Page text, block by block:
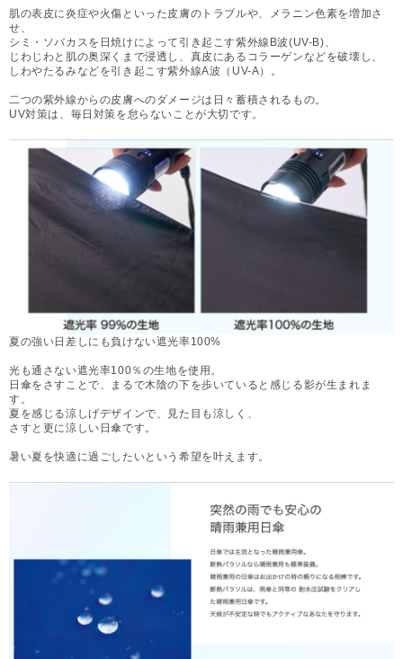
肌の表皮に炎症や火傷といった皮膚のトラブルや、メラニン色素を増加さ
せ、
シミ・ソバカスを日焼けによって引き起こす紫外線B波(UV-B)、
じわじわと肌の奥深くまで浸透し、真皮にあるコラーゲンなどを破壊し、
しわやたるみなどを引き起こす紫外線A波（UV-A）。
二つの紫外線からの皮膚へのダメージは日々蓄積されるもの。
UV対策は、毎日対策を怠らないことが大切です。
夏の強い日差しにも負けない遮光率100%
光も通さない遮光率100％の生地を使用。
日傘をさすことで、まるで木陰の下を歩いていると感じる影が生まれま
す。
夏を感じる涼しげデザインで、見た目も涼しく、
さすと更に涼しい日傘です。
暑い夏を快適に過ごしたいという希望を叶えます。